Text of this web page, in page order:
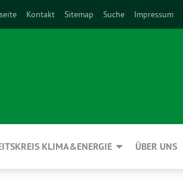
Kontakt Sitemap Suche Impressum
KLIMA&ENERGIE ÜBER UNS